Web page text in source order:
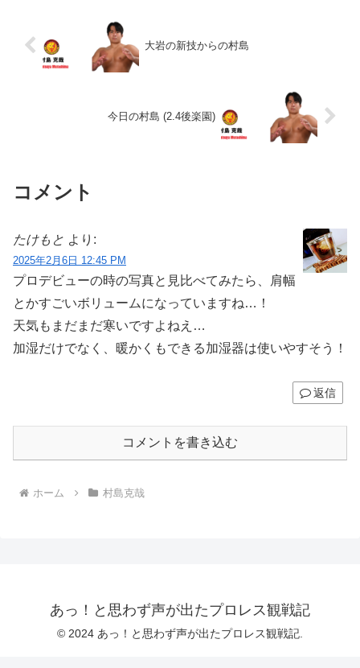
大岩の新技からの村島
今日の村島 (2.4後楽園)
コメント
たけもと より:
2025年2月6日 12:45 PM
プロデビューの時の写真と見比べてみたら、肩幅
とかすごいボリュームになっていますね…！
天気もまだまだ寒いですよねえ…
加湿だけでなく、暖かくもできる加湿器は使いやすそう！
返信
コメントを書き込む
ホーム 村島克哉
あっ！と思わず声が出たプロレス観戦記
© 2024 あっ！と思わず声が出たプロレス観戦記.